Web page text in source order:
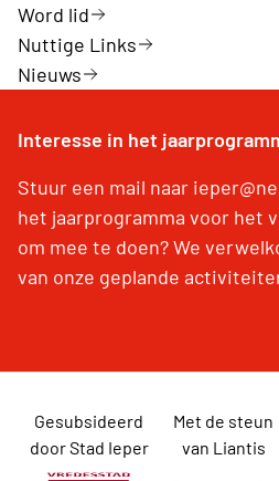
Word lid
Nuttige Links
Nieuws
Interesse in het
Stuur een mail naar
het jaarprogramma voor het
om mee te doen? We
van onze geplande
Gesubsideerd
door Stad Ieper
Met de steun
van Liantis